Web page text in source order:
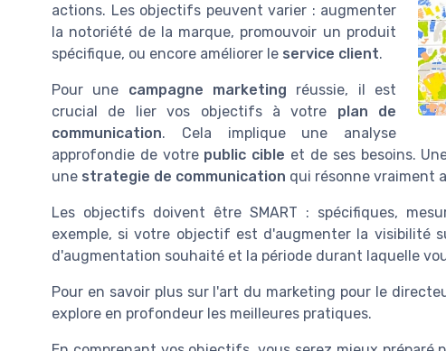
actions. Les objectifs peuvent varier : augmenter
la notoriété de la marque, promouvoir un produit
spécifique, ou encore améliorer le service client.
Pour une campagne marketing réussie, il est
crucial de lier vos objectifs à votre plan de
communication. Cela implique une analyse
approfondie de votre public cible et de ses besoins.
une strategie de communication qui résonne vraiment
Les objectifs doivent être SMART : spécifiques,
exemple, si votre objectif est d'augmenter la visibilité
d'augmentation souhaité et la période durant laquelle
Pour en savoir plus sur l'art du marketing pour le
explore en profondeur les meilleures pratiques.